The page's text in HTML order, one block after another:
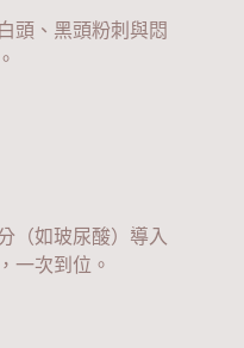
頭、黑頭粉刺與悶
（如玻尿酸）導入
一次到位。